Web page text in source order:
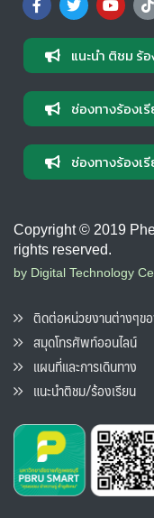
แนะนำ ติชม ร้
ช่องทางร้องเ
ช่องทางร้องเ
Copyright © 2019
rights reserved.
by Digital Technology
ติดต่อหน่วยงานต่างๆข
สมุดโทรศัพท์ออนไลน์
แผนที่และการเดินทาง
แนะนำติชม/ร้องเรียน